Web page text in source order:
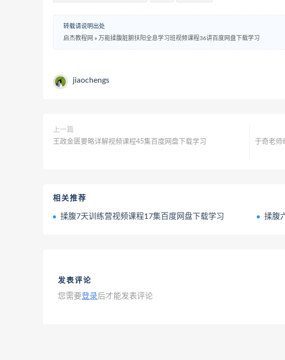
转载请说明出处
启杰教程网 » 万能揉腹脏腑扶阳全息学习班视频课程36讲百度网盘下载学习
jiaochengs
上一篇
王政金匮要略详解视频课程45集百度网盘下载学习
于奇老师
相关推荐
揉腹7天训练营视频课程17集百度网盘下载学习 揉腹六
发表评论
您需要登录后才能发表评论